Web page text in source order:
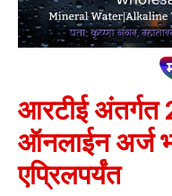
आरटीई
ऑनलाईन अर्ज
एप्रिलपर्यंत